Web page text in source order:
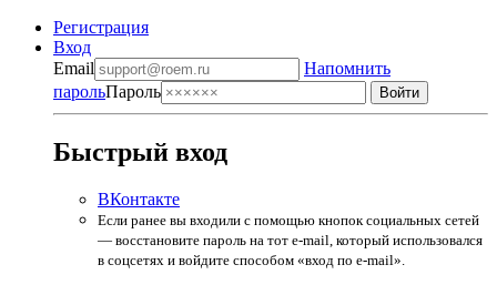
Регистрация
Вход
Email
Напомнить
парольПароль
Быстрый вход
ВКонтакте
Если ранее вы входили с помощью кнопок социальных сетей
— восстановите пароль на тот e-mail, который использовался
в соцсетях и войдите способом «вход по e-mail».